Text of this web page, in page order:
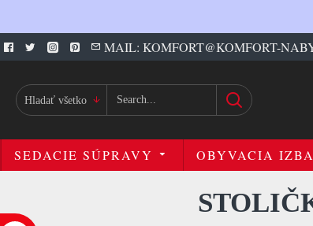
MAIL: KOMFORT@KOMFORT-
Hladať všetko
SEDACIE SÚPRAVY OBYVACIA IZBA